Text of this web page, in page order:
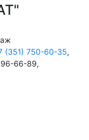
(351) 750-60-35,
66-89,